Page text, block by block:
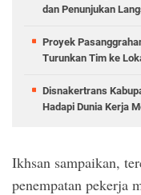
dan Penunjukan
Proyek
Turunkan Tim ke
Disnakertrans
Hadapi Dunia Kerja
Ikhsan sampaikan,
penempatan pekerja